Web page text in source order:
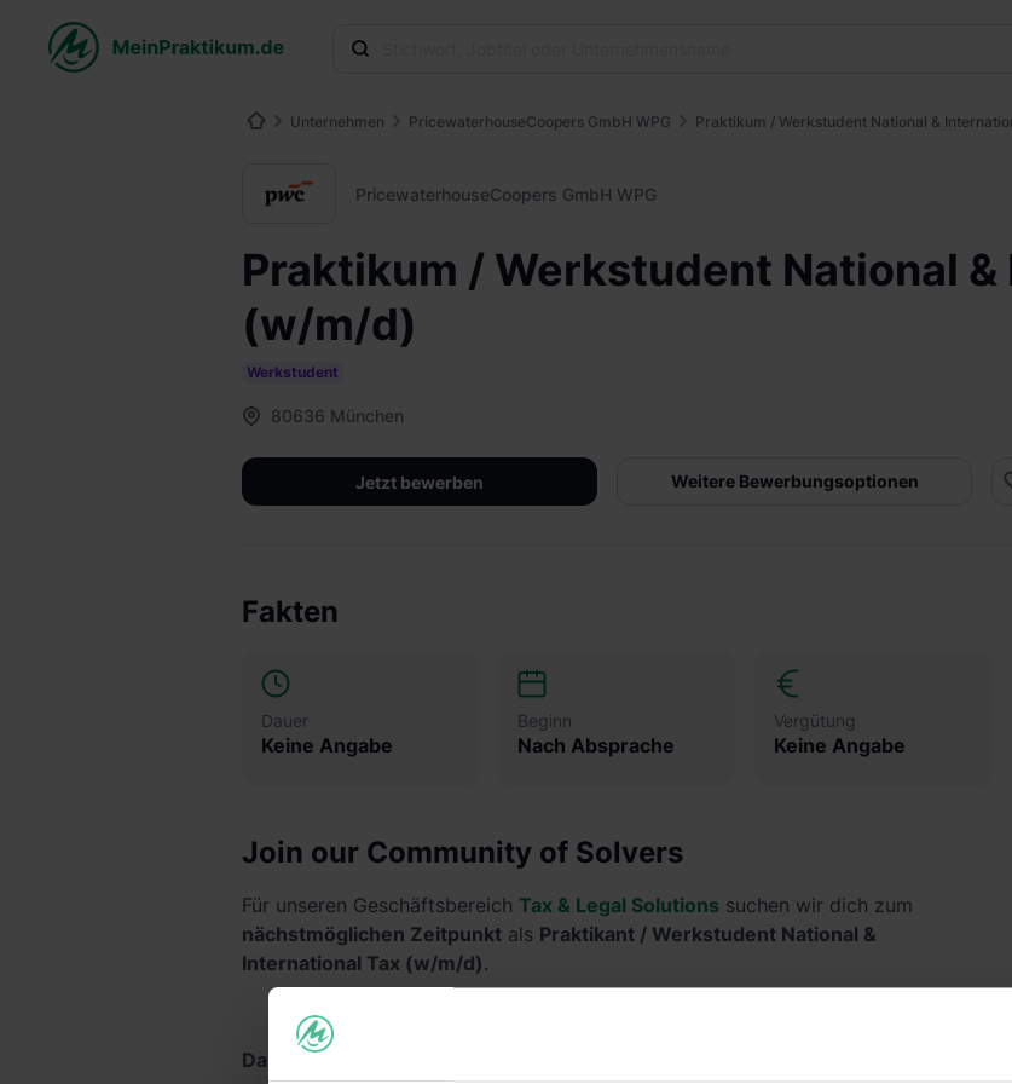
Unternehmen PricewaterhouseCoopers GmbH WPG Praktikum / Werkstudent National &
PricewaterhouseCoopers GmbH WPG
Praktikum / Werkstudent National
(w/m/d)
Werkstudent
80636 München
Jetzt bewerben Weitere Bewerbungsoptionen
Fakten
Dauer
Keine Angabe
Beginn
Nach Absprache
Vergütung
Keine Angabe
Join our Community of Solvers
Für unseren Geschäftsbereich Tax & Legal Solutions suchen wir dich zum
nächstmöglichen Zeitpunkt als Praktikant / Werkstudent National &
International Tax (w/m/d).
Das erwartet dich